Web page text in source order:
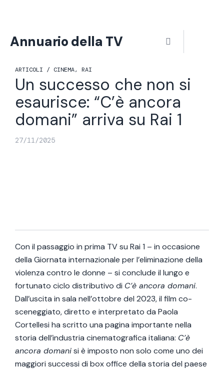
Annuario della TV Menu
ARTICOLI / CINEMA, RAI
Un successo che non si
esaurisce: “C’è ancora
domani” arriva su Rai 1
27/11/2025
Con il passaggio in prima TV su Rai 1 – in occasione
della Giornata internazionale per l’eliminazione della
violenza contro le donne – si conclude il lungo e
fortunato ciclo distributivo di C’è ancora domani.
Dall’uscita in sala nell’ottobre del 2023, il film co-
sceneggiato, diretto e interpretato da Paola
Cortellesi ha scritto una pagina importante nella
storia dell’industria cinematografica italiana: C’è
ancora domanisi è imposto non solo come uno dei
maggiori successi di box office della storia del paese